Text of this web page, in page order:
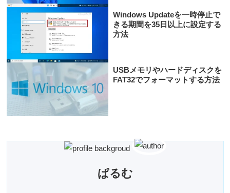
Windows Updateを一時停止で
きる期間を35日以上に設定する
方法
USBメモリやハードディスクを
FAT32でフォーマットする方法
ぱるむ